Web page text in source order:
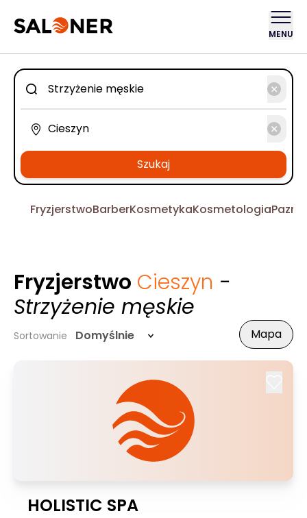
MENU
Szukaj
FryzjerstwoBarberKosmetykaKosmetologia
Fryzjerstwo Cieszyn -
Strzyżenie męskie
Sortowanie Domyślnie Mapa
HOLISTIC SPA